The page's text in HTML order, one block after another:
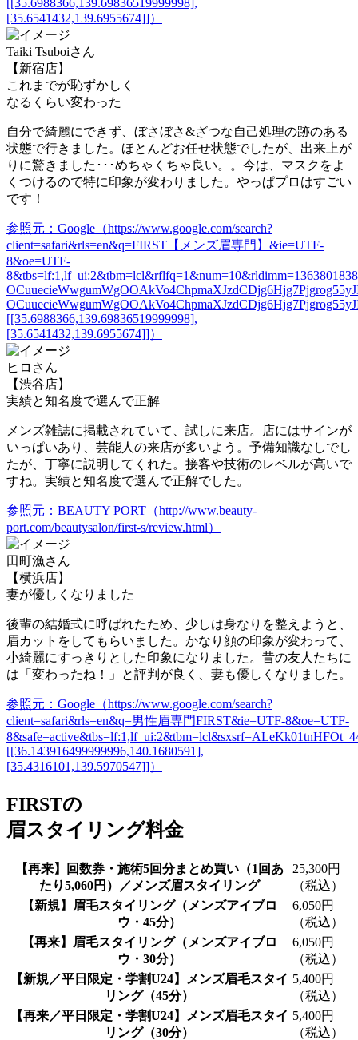
[[35.6988366,139.69836519999998],
[35.6541432,139.6955674]]）
Taiki Tsuboiさん
【新宿店】
これまでが恥ずかしく
なるくらい変わった
自分で綺麗にできず、ぼさぼさ&ざつな自己処理の跡のある
状態で行きました。ほとんどお任せ状態でしたが、出来上が
りに驚きました･･･めちゃくちゃ良い。。 今は、マスクをよ
くつけるので特に印象が変わりました。 やっぱプロはすごい
です！
参照元：Google（https://www.google.com/search?
client=safari&rls=en&q=FIRST【メンズ眉専門】&ie=UTF-
8&oe=UTF-
[[35.6988366,139.69836519999998],
[35.6541432,139.6955674]]）
ヒロさん
【渋谷店】
実績と知名度で選んで正解
メンズ雑誌に掲載されていて、試しに来店。店にはサインが
いっぱいあり、芸能人の来店が多いよう。予備知識なしでし
たが、丁寧に説明してくれた。 接客や技術のレベルが高いで
すね。実績と知名度で選んで正解でした。
参照元：BEAUTY PORT（http://www.beauty-
port.com/beautysalon/first-s/review.html）
田町漁さん
【横浜店】
妻が優しくなりました
後輩の結婚式に呼ばれたため、少しは身なりを整えようと、
眉カットをしてもらいました。かなり顔の印象が変わって、
小綺麗にすっきりとした印象になりました。昔の友人たちに
は「変わったね！」と評判が良く、妻も優しくなりました。
参照元：Google（https://www.google.com/search?
client=safari&rls=en&q=男性眉専門FIRST&ie=UTF-8&oe=UTF-
[[36.143916499999996,140.1680591],
[35.4316101,139.5970547]]）
FIRSTの
眉スタイリング料金
【再来】回数券・施術5回分まとめ買い（1回あ
たり5,060円）／メンズ眉スタイリング
25,300円
（税込）
【新規】眉毛スタイリング（メンズアイブロ
ウ・45分）
6,050円
（税込）
【再来】眉毛スタイリング（メンズアイブロ
ウ・30分）
6,050円
（税込）
【新規／平日限定・学割U24】メンズ眉毛スタイ
リング（45分）
5,400円
（税込）
【再来／平日限定・学割U24】メンズ眉毛スタイ
リング（30分）
5,400円
（税込）